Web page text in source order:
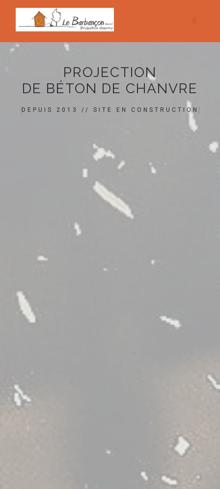
PROJECTION
DE BÉTON DE CHANVRE
DEPUIS 2013 // SITE EN CONSTRUCTION